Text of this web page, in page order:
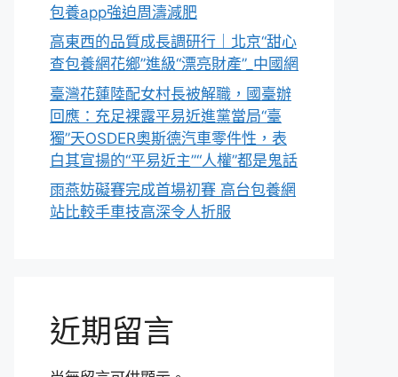
包養app強迫周濤減肥
高東西的品質成長調研行｜北京“甜心
查包養網花鄉”進級“漂亮財產”_中國網
臺灣花蓮陸配女村長被解職，國臺辦
回應：充足裸露平易近進黨當局“臺
獨”天OSDER奧斯德汽車零件性，表
白其宣揚的“平易近主”“人權”都是鬼話
雨燕妨礙賽完成首場初賽 高台包養網
站比較手車技高深令人折服
近期留言